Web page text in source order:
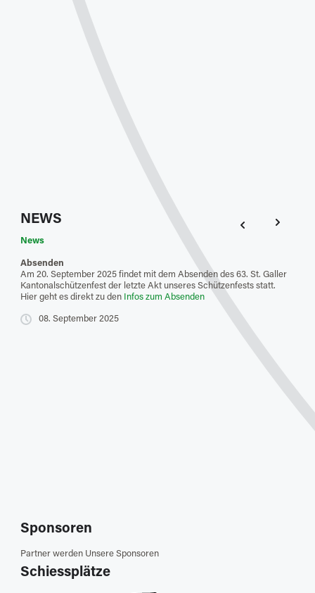
NEWS
News
Absenden
Am 20. September 2025 findet mit dem Absenden des 63. St. Galler
Kantonalschützenfest der letzte Akt unseres Schützenfests statt.
Hier geht es direkt zu den
Infos zum Absenden
08. September 2025
Sponsoren
Partner werden Unsere Sponsoren
Schiessplätze